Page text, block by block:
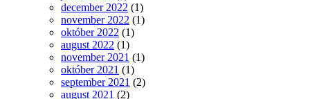
december 2022 (1)
november 2022 (1)
október 2022 (1)
august 2022 (1)
november 2021 (1)
október 2021 (1)
september 2021 (2)
august 2021 (2)